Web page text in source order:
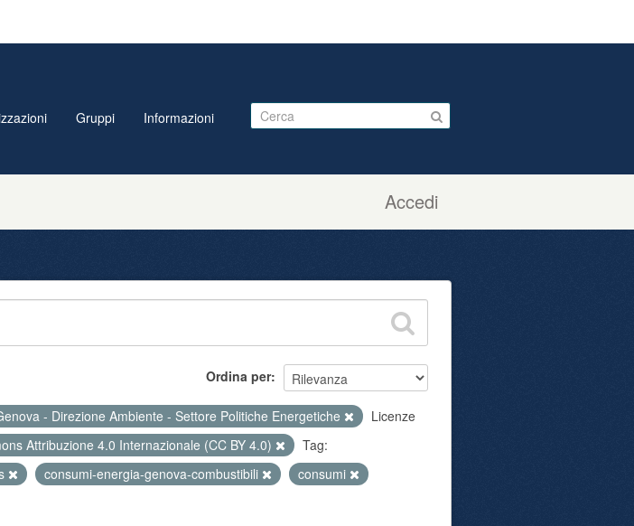
Accedi
Gruppi Informazioni
Ordina per
- Direzione Ambiente - Settore Politiche Energetiche
Licenze
Attribuzione 4.0 Internazionale (CC BY 4.0)
Tag:
consumi-energia-genova-combustibili
consumi